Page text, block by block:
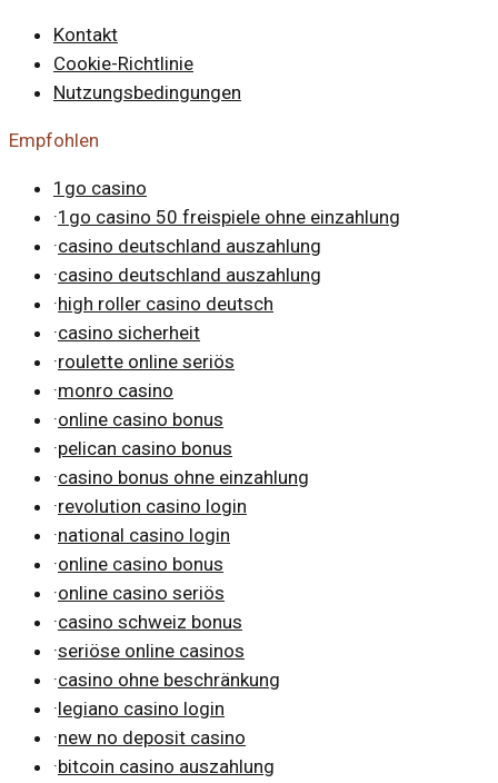
Kontakt
Cookie-Richtlinie
Nutzungsbedingungen
Empfohlen
1go casino
·1go casino 50 freispiele ohne einzahlung
·casino deutschland auszahlung
·casino deutschland auszahlung
·high roller casino deutsch
·casino sicherheit
·roulette online seriös
·monro casino
·online casino bonus
·pelican casino bonus
·casino bonus ohne einzahlung
·revolution casino login
·national casino login
·online casino bonus
·online casino seriös
·casino schweiz bonus
·seriöse online casinos
·casino ohne beschränkung
·legiano casino login
·new no deposit casino
·bitcoin casino auszahlung